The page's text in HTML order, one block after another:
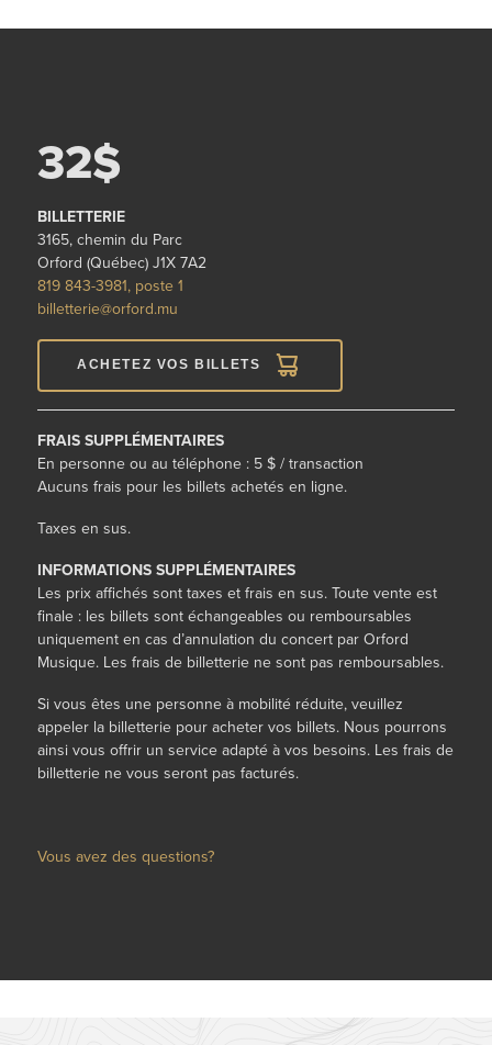
32$
BILLETTERIE
3165, chemin du Parc
Orford (Québec) J1X 7A2
819 843-3981, poste 1
billetterie@orford.mu
ACHETEZ VOS BILLETS
FRAIS SUPPLÉMENTAIRES
En personne ou au téléphone : 5 $ / transaction
Aucuns frais pour les billets achetés en ligne.
Taxes en sus.
INFORMATIONS SUPPLÉMENTAIRES
Les prix affichés sont taxes et frais en sus. Toute vente est
finale : les billets sont échangeables ou remboursables
uniquement en cas d’annulation du concert par Orford
Musique. Les frais de billetterie ne sont pas remboursables.
Si vous êtes une personne à mobilité réduite, veuillez
appeler la billetterie pour acheter vos billets. Nous pourrons
ainsi vous offrir un service adapté à vos besoins. Les frais de
billetterie ne vous seront pas facturés.
Vous avez des questions?